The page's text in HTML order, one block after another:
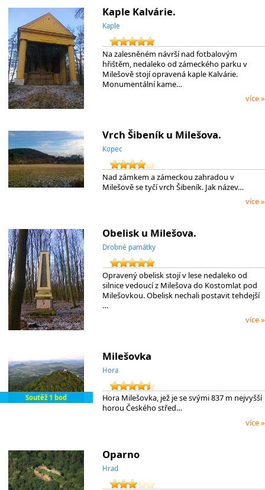
Kaple Kalvárie.
Kaple
Na zalesněném návrší nad fotbalovým
hřištěm, nedaleko od zámeckého parku v
Milešově stojí opravená kaple Kalvárie.
Monumentální kame…
více »
Vrch Šibeník u Milešova.
Kopec
Nad zámkem a zámeckou zahradou v
Milešově se tyčí vrch Šibeník. Jak název…
více »
Obelisk u Milešova.
Drobné památky
Opravený obelisk stojí v lese nedaleko od
silnice vedoucí z Milešova do Kostomlat pod
Milešovkou. Obelisk nechali postavit tehdejší
…
více »
Soutěž 1 bod
Milešovka
Hora
Hora Milešovka, jež je se svými 837 m nejvyšší
horou Českého střed…
více »
Oparno
Hrad